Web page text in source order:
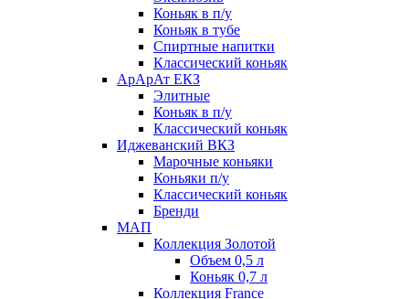
Коньяк в п/у
Коньяк в тубе
Спиртные напитки
Классический коньяк
АрАрАт ЕКЗ
Элитные
Коньяк в п/у
Классический коньяк
Иджеванский ВКЗ
Марочные коньяки
Коньяки п/у
Классический коньяк
Бренди
МАП
Коллекция Золотой
Объем 0,5 л
Коньяк 0,7 л
Коллекция France